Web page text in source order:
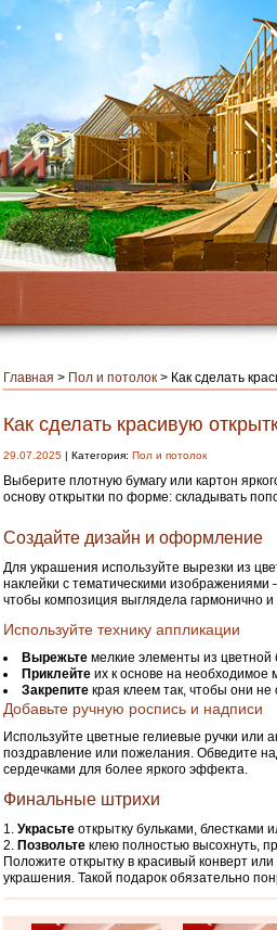
Главная > Пол и потолок > Как сделать
Как сделать красивую
29.07.2025 | Категория: Пол и потолок
Выберите плотную бумагу или картон
основу открытки по форме: складывать
Создайте дизайн и оформление
Для украшения используйте вырезки из
наклейки с тематическими
чтобы композиция выглядела гармонично и
Используйте технику аппликации
Вырежьте мелкие элементы из цветной
Приклейте их к основе на
Закрепите края клеем так, чтобы они не
Добавьте ручную роспись и надписи
Используйте цветные гелиевые ручки или
поздравление или пожелания. Обведите
сердечками для более яркого эффекта.
Финальные штрихи
Украсьте открытку бульками, блестками
Позвольте клею полностью высохнуть,
Положите открытку в красивый конверт
украшения. Такой подарок обязательно